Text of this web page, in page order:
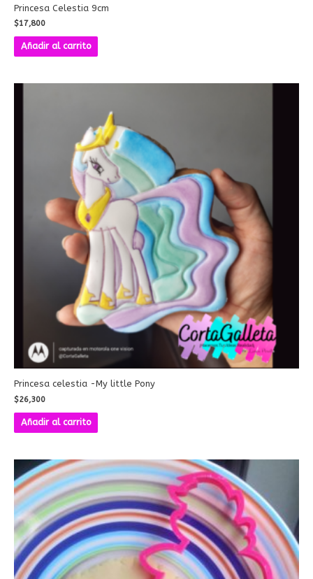
Princesa Celestia 9cm
$17,800
Añadir al carrito
Princesa celestia -My little Pony
$26,300
Añadir al carrito